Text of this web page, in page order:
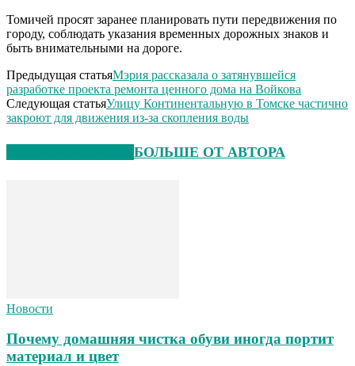
Томичей просят заранее планировать пути передвижения по
городу, соблюдать указания временных дорожных знаков и
быть внимательными на дороге.
Предыдущая статьяМэрия рассказала о затянувшейся
разработке проекта ремонта ценного дома на Войкова
Следующая статьяУлицу Континентальную в Томске частично
закроют для движения из-за скопления воды
БОЛЬШЕ ОТ АВТОРА
Новости
Почему домашняя чистка обуви иногда портит
материал и цвет